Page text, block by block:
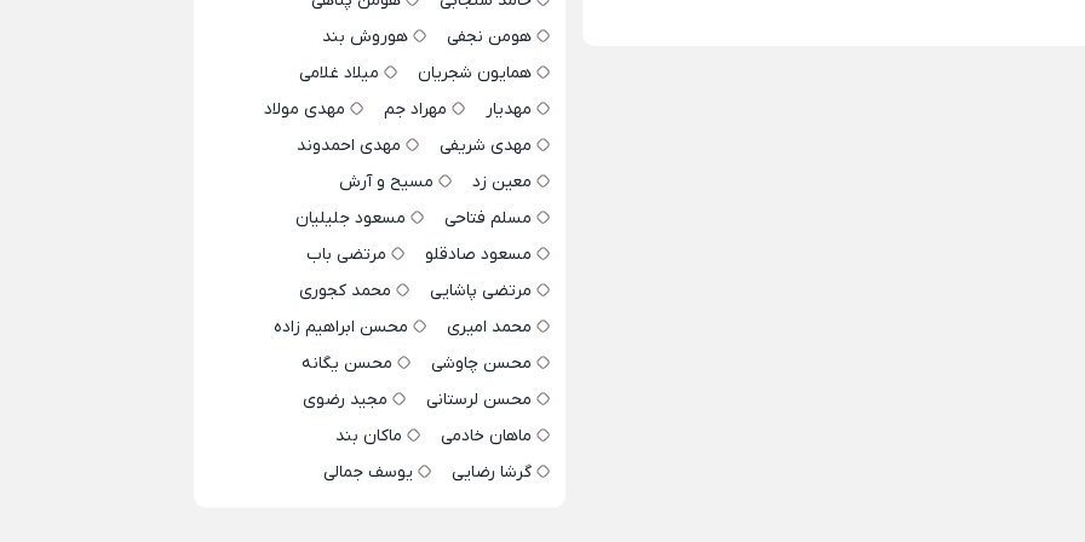
هومن نجفی
هوروش بند
همایون شجریان
میلاد غلامی
مهدیار
مهراد جم
مهدی مولاد
مهدی شریفی
مهدی احمدوند
معین زد
مسیح و آرش
مسلم فتاحی
مسعود جلیلیان
مسعود صادقلو
مرتضی باب
مرتضی پاشایی
محمد کجوری
محمد امیری
محسن ابراهیم زاده
محسن چاوشی
محسن یگانه
محسن لرستانی
مجید رضوی
ماهان خادمی
ماکان بند
گرشا رضایی
یوسف جمالی